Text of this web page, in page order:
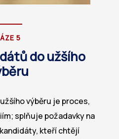
5
do užšího
výběru je proces,
splňuje požadavky na
kteří chtějí